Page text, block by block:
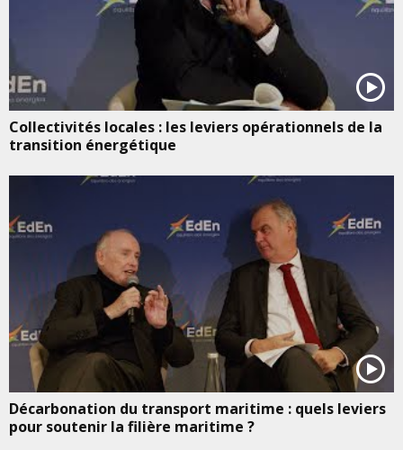
Collectivités locales : les leviers opérationnels de la
transition énergétique
Décarbonation du transport maritime : quels leviers
pour soutenir la filière maritime ?